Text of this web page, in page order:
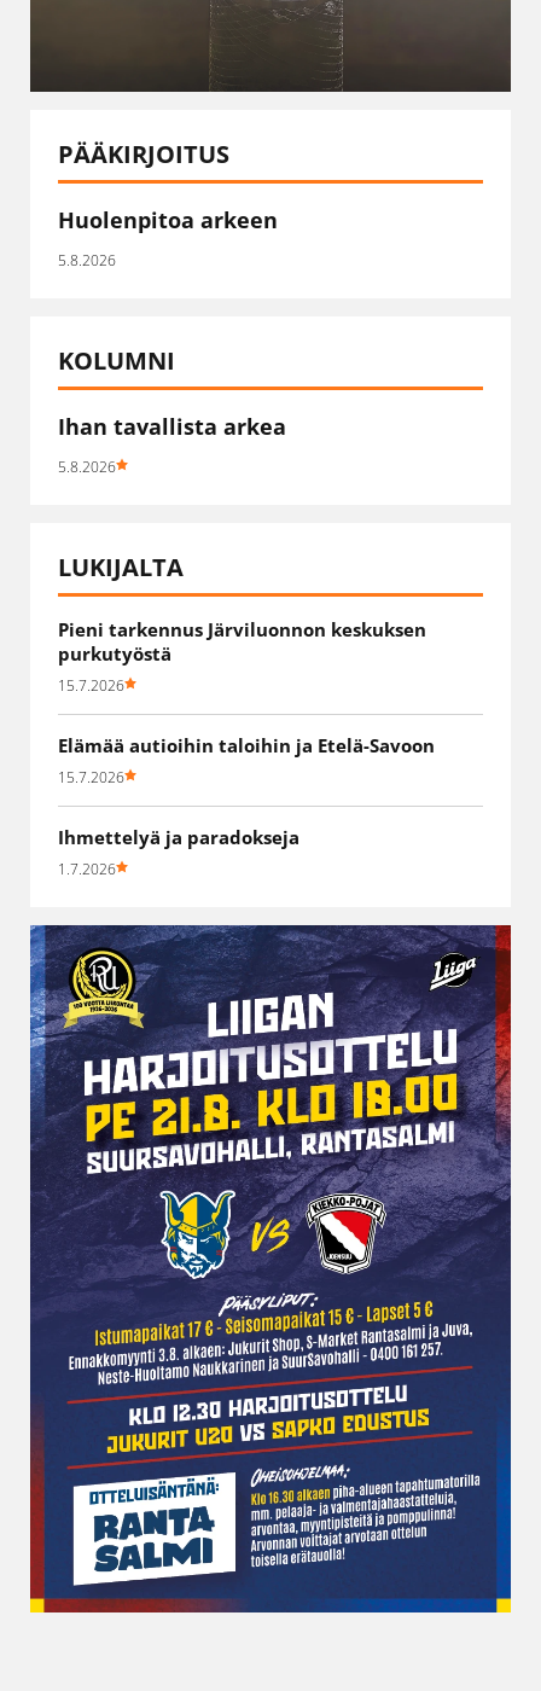
PÄÄKIRJOITUS
Huolenpitoa arkeen
5.8.2026
KOLUMNI
Ihan tavallista arkea
5.8.2026
LUKIJALTA
Pieni tarkennus Järviluonnon keskuksen
purkutyöstä
15.7.2026
Elämää autioihin taloihin ja Etelä-Savoon
15.7.2026
Ihmettelyä ja paradokseja
1.7.2026